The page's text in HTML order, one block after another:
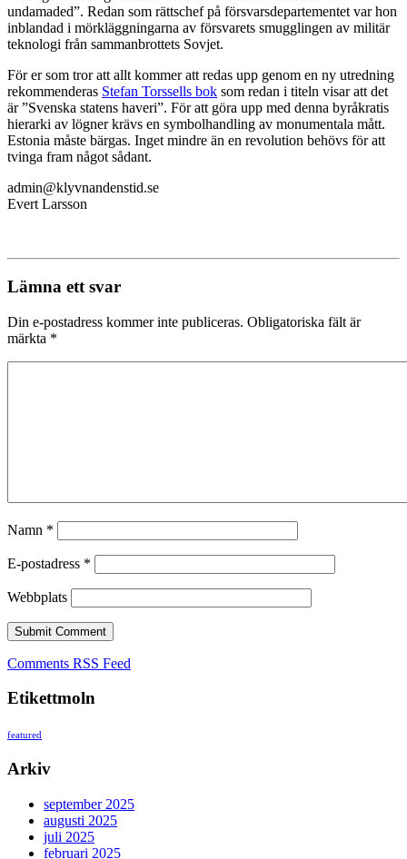
undamaded”. Redan som rättschef på försvarsdepartementet var hon
inblandad i mörkläggningarna av försvarets smugglingen av militär
teknologi från sammanbrottets Sovjet.
För er som tror att allt kommer att redas upp genom en ny utredning
rekommenderas Stefan Torssells bok som redan i titeln visar att det
är ”Svenska statens haveri”. För att göra upp med denna byråkratis
hierarki av lögner krävs en symbolhandling av monumentala mått.
Estonia måste bärgas. Inget mindre än en revolution behövs för att
tvinga fram något sådant.
admin@klyvnandenstid.se
Evert Larsson
Lämna ett svar
Din e-postadress kommer inte publiceras. Obligatoriska fält är
märkta *
Namn *
E-postadress *
Webbplats
Comments RSS Feed
Etikettmoln
featured
Arkiv
september 2025
augusti 2025
juli 2025
februari 2025